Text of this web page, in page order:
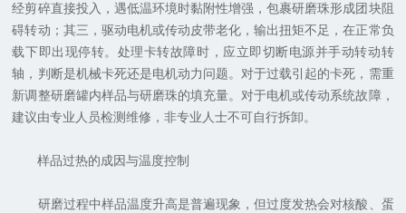
经剪碎直接投入，遇低温环境时黏附性增强，包裹研磨珠形成团块阻
碍转动；其三，驱动电机或传动皮带老化，输出扭矩不足，在正常负
载下即出现停转。处理卡转故障时，应立即切断电源并手动转动转
轴，判断是机械卡死还是电机动力问题。对于过载引起的卡死，需重
新调整研磨罐内样品与研磨珠的填充量。对于电机或传动系统故障，
建议由专业人员检测维修，非专业人士不可自行拆卸。
样品过热的成因与温度控制
研磨过程中样品温度升高是普遍现象，但过度发热会对核酸、蛋